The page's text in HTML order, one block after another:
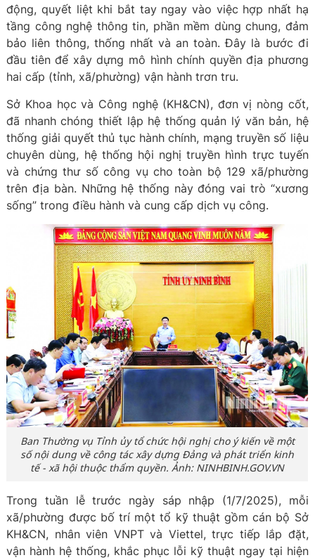
động, quyết liệt khi bắt tay ngay vào việc hợp nhất hạ
tầng công nghệ thông tin, phần mềm dùng chung, đảm
bảo liên thông, thống nhất và an toàn. Đây là bước đi
đầu tiên để xây dựng mô hình chính quyền địa phương
hai cấp (tỉnh, xã/phường) vận hành trơn tru.
Sở Khoa học và Công nghệ (KH&CN), đơn vị nòng cốt,
đã nhanh chóng thiết lập hệ thống quản lý văn bản, hệ
thống giải quyết thủ tục hành chính, mạng truyền số liệu
chuyên dùng, hệ thống hội nghị truyền hình trực tuyến
và chứng thư số công vụ cho toàn bộ 129 xã/phường
trên địa bàn. Những hệ thống này đóng vai trò “xương
sống” trong điều hành và cung cấp dịch vụ công.
Ban Thường vụ Tỉnh ủy tổ chức hội nghị cho ý kiến về một
số nội dung về công tác xây dựng Đảng và phát triển kinh
tế - xã hội thuộc thẩm quyền. Ảnh: NINHBINH.GOV.VN
Trong tuần lễ trước ngày sáp nhập (1/7/2025), mỗi
xã/phường được bố trí một tổ kỹ thuật gồm cán bộ Sở
KH&CN, nhân viên VNPT và Viettel, trực tiếp lắp đặt,
vận hành hệ thống, khắc phục lỗi kỹ thuật ngay tại hiện